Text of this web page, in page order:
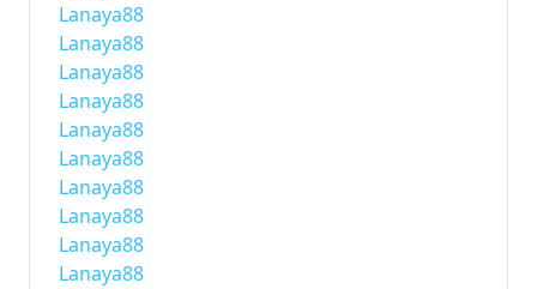
Lanaya88
Lanaya88
Lanaya88
Lanaya88
Lanaya88
Lanaya88
Lanaya88
Lanaya88
Lanaya88
Lanaya88